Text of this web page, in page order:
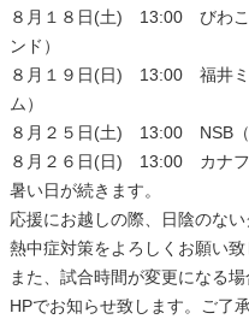
８月１８日(土) 13:00 びわこ
ンド）
８月１９日(日) 13:00 福井ミ
ム）
８月２５日(土) 13:00 NSB（
８月２６日(日) 13:00 カナフ
暑い日が続きます。
応援にお越しの際、日陰のな
熱中症対策をよろしくお願い致
また、試合時間が変更になる場
HPでお知らせ致します。ご了